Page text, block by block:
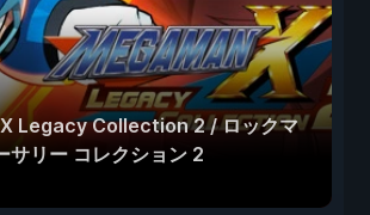
Legacy Collection 2 / ロックマ
サリー コレクション 2